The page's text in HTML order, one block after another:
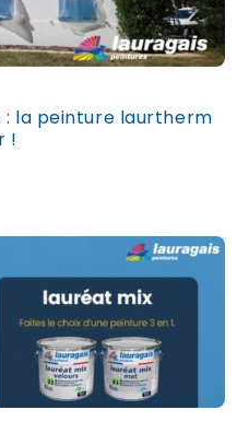
: la peinture laurtherm
!